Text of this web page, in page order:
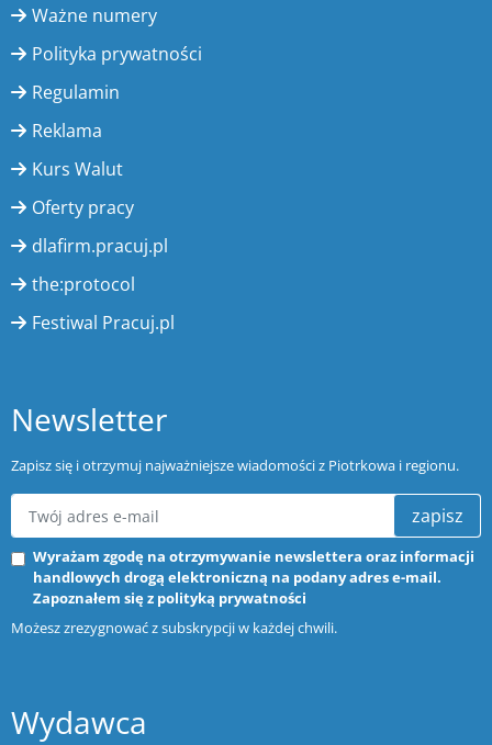
Ważne numery
Polityka prywatności
Regulamin
Reklama
Kurs Walut
Oferty pracy
dlafirm.pracuj.pl
the:protocol
Festiwal Pracuj.pl
Newsletter
Zapisz się i otrzymuj najważniejsze wiadomości z Piotrkowa i regionu.
zapisz
Wyrażam zgodę na otrzymywanie newslettera oraz informacji
handlowych drogą elektroniczną na podany adres e-mail.
Zapoznałem się z polityką prywatności
Możesz zrezygnować z subskrypcji w każdej chwili.
Wydawca